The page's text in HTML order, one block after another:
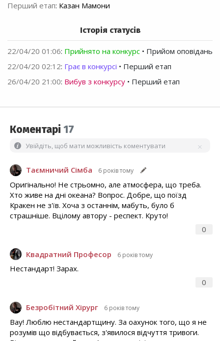
Перший етап: Казан Мамони
Історія статусів
22/04/20 01:06: Прийнято на конкурс • Прийом оповідань
22/04/20 02:12: Грає в конкурсі • Перший етап
26/04/20 21:00: Вибув з конкурсу • Перший етап
Коментарі 17
Увійдіть, щоб мати можливість коментувати
Таємничий Сімба 6 років тому
0
Оригінально! Не стрьомно, але атмосфера, що треба.
Хто живе на дні океана? Вопрос. Добре, що поїзд
Кракен не з'їв. Хоча з останнім, мабуть, було б
страшніше. Вцілому автору - респект. Круто!
Квадратний Професор 6 років тому
0
Нестандарт! Зарах.
Безробітний Хірург 6 років тому
Вау! Люблю нестандартщину. За оахунок того, що я не
розумів що відбувається, з'явилося відчуття тривоги.